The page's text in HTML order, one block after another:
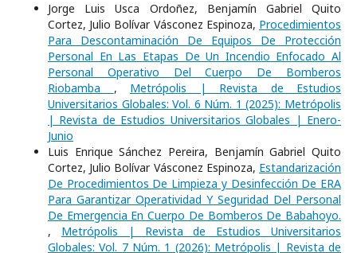
Jorge Luis Usca Ordoñez, Benjamín Gabriel Quito
Cortez, Julio Bolívar Vásconez Espinoza, Procedimientos
Para Descontaminación De Equipos De Protección
Personal En Las Etapas De Un Incendio Enfocado Al
Personal Operativo Del Cuerpo De Bomberos
Riobamba , Metrópolis | Revista de Estudios
Universitarios Globales: Vol. 6 Núm. 1 (2025): Metrópolis
| Revista de Estudios Universitarios Globales | Enero-
Junio
Luis Enrique Sánchez Pereira, Benjamín Gabriel Quito
Cortez, Julio Bolívar Vásconez Espinoza, Estandarización
De Procedimientos De Limpieza y Desinfección De ERA
Para Garantizar Operatividad Y Seguridad Del Personal
De Emergencia En Cuerpo De Bomberos De Babahoyo.
, Metrópolis | Revista de Estudios Universitarios
Globales: Vol. 7 Núm. 1 (2026): Metrópolis | Revista de